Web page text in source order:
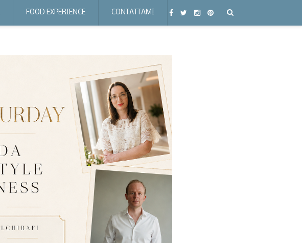
FOOD EXPERIENCE CONTATTAMI